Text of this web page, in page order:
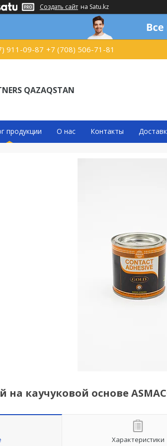
Создать сайт на Satu.kz
911-09-87 +7 (708) 506-71-81
QAZAQSTAN
продукции О нас Контакты
каучуковой основе
Характеристики